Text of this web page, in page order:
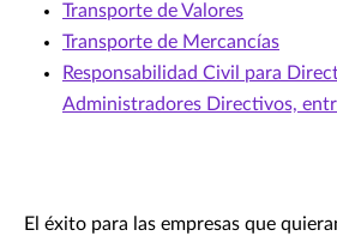
Transporte de Valores
Transporte de Mercancías
Responsabilidad Civil para
Administradores Directivos,
El éxito para las empresas que